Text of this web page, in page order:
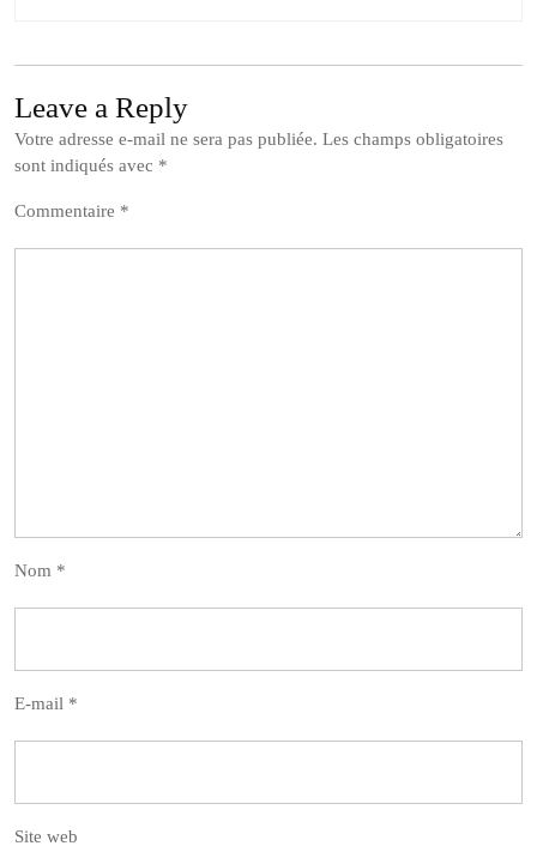
Leave a Reply
Votre adresse e-mail ne sera pas publiée. Les champs obligatoires
sont indiqués avec *
Commentaire *
Nom *
E-mail *
Site web